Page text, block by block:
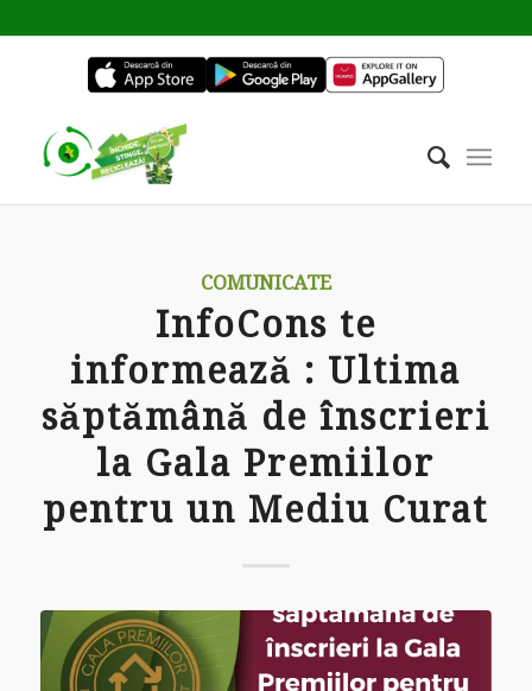
COMUNICATE
InfoCons te
informează : Ultima
săptămână de înscrieri
la Gala Premiilor
pentru un Mediu Curat